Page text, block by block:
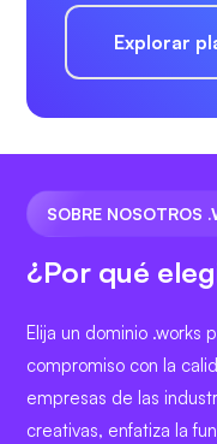
Explorar
SOBRE NOSOTROS
¿Por qué
Elija un dominio .works
compromiso con la
empresas de las
creativas, enfatiza la